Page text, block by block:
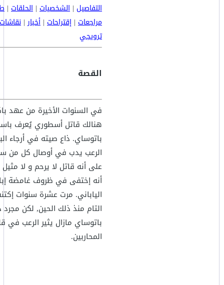
التفاصيل | الشخصيات | الحلقات |
مراجعات | إقتراحات | أخبار| نقاشات
ترويجي
القصة
في السنوات الأخيرة من عهد
هنالك قاتل أسطوري يُعرف
باتوساي. ذاع صيته في أرجاء
الرعب يدب في أوصال كل من
على أنه قاتل لا يرحم و لا مثيل
أنه إختفى في ظروف غامضة
الياباني. مرت عشرة سنوات
التام منذ ذلك الحين, لكن
باتوساي مازال يثير الرعب
المحاربين.